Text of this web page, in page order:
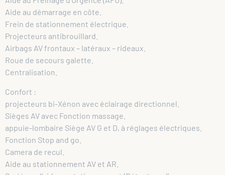
Aide au démarrage en côte.
Frein de stationnement électrique.
Projecteurs antibrouillard.
Airbags AV frontaux – latéraux – rideaux.
Roue de secours galette.
Centralisation.
Confort :
projecteurs bi-Xénon avec éclairage directionnel.
Sièges AV avec Fonction massage.
appuie-lombaire Siège AV G et D, à réglages électriques.
Fonction Stop and go.
Camera de recul.
Aide au stationnement AV et AR.